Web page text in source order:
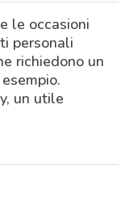
le occasioni
personali
richiedono un
un utile